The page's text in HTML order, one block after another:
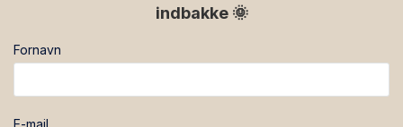
indbakke 🌞
Fornavn